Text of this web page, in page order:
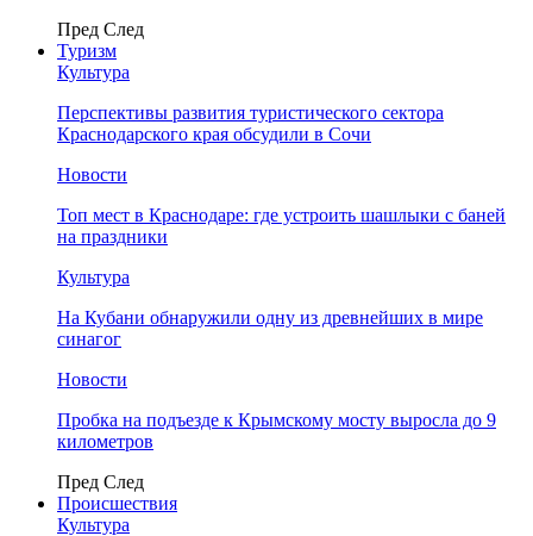
Пред След
Туризм
Культура
Перспективы развития туристического сектора
Краснодарского края обсудили в Сочи
Новости
Топ мест в Краснодаре: где устроить шашлыки с баней
на праздники
Культура
На Кубани обнаружили одну из древнейших в мире
синагог
Новости
Пробка на подъезде к Крымскому мосту выросла до 9
километров
Пред След
Происшествия
Культура